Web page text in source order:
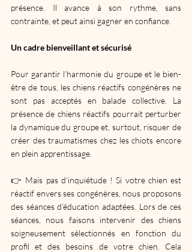
présence. Il avance à son rythme, sans
contrainte, et peut ainsi gagner en confiance.
Un cadre bienveillant et sécurisé
Pour garantir l’harmonie du groupe et le bien-
être de tous, les chiens réactifs congénères ne
sont pas acceptés en balade collective. La
présence de chiens réactifs pourrait perturber
la dynamique du groupe et, surtout, risquer de
créer des traumatismes chez les chiots encore
en plein apprentissage.
👉 Mais pas d’inquiétude ! Si votre chien est
réactif envers ses congénères, nous proposons
des séances d’éducation adaptées. Lors de ces
séances, nous faisons intervenir des chiens
soigneusement sélectionnés en fonction du
profil et des besoins de votre chien. Cela